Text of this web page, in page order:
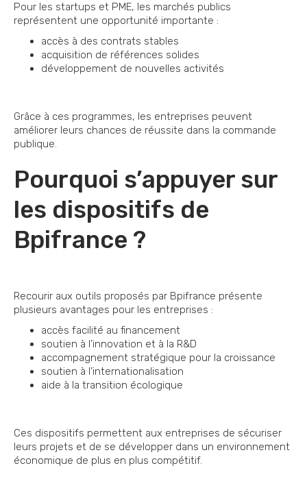
Pour les startups et PME, les marchés publics
représentent une opportunité importante :
accès à des contrats stables
acquisition de références solides
développement de nouvelles activités
Grâce à ces programmes, les entreprises peuvent
améliorer leurs chances de réussite dans la commande
publique.
Pourquoi s’appuyer sur
les dispositifs de
Bpifrance ?
Recourir aux outils proposés par Bpifrance présente
plusieurs avantages pour les entreprises :
accès facilité au financement
soutien à l’innovation et à la R&D
accompagnement stratégique pour la croissance
soutien à l’internationalisation
aide à la transition écologique
Ces dispositifs permettent aux entreprises de sécuriser
leurs projets et de se développer dans un environnement
économique de plus en plus compétitif.